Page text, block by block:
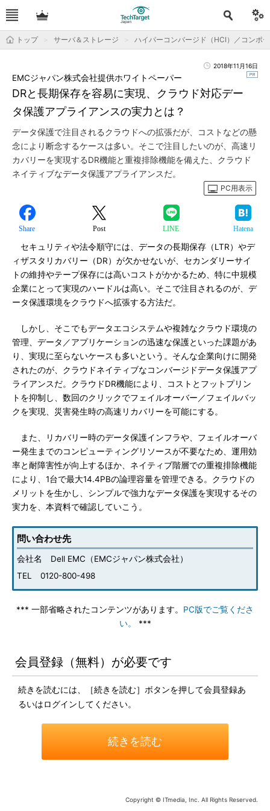
トップ サーバ＆ストレージ ハイパーコンバージド（HCI）／コンポ
2018年11月16日
DRと長期保存を容易に実現、クラウド対応デー
タ保護アプライアンスの実力とは？
EMCジャパン株式会社提供ホワイトペーパー
データ保護で注目されるクラウドへの拡張だが、コストなどの懸
念により断念するケースは多い。そこで注目したいのが、高速リ
カバリーを実現するDR機能と重複排除機能を備えた、クラウド
ネイティブなデータ保護アプライアンスだ。
PC用表示
Share Post LINE Hatena
セキュリティや法令順守には、データの長期保存（LTR）やデ
ィザスタリカバリー（DR）が欠かせないが、セカンダリーサイ
トの維持やテープ保存には高いコストがかかるため、特に中規模
企業にとって実現のハードルは高い。そこで注目されるのが、デ
ータ保護環境をクラウドへ拡張する方法だ。
しかし、そこでもデータエコシステムや複雑なクラウド環境の
管理、データ／アプリケーションの迅速な保護といった課題があ
り、実現に至らないケースも多いという。そんな企業向けに開発
されたのが、クラウドネイティブなコンバージドデータ保護アプ
ライアンスだ。クラウドDR機能により、コストとフットプリン
トを抑制し、数回のクリックでフェイルオーバー／フェイルバッ
クを実現、災害発生時の高速リカバリーを可能にする。
また、リカバリー時のデータ保護インフラや、フェイルオーバ
ー発生までのコンピューティングリソースが不要なため、運用効
率と耐障害性が向上するほか、ネイティブ階層での重複排除機能
により、1台で最大14.4PBの論理容量を管理できる。クラウドの
メリットを生かし、シンプルで強力なデータ保護を実現するその
実力を、本資料で確認していこう。
問い合わせ先
会社名 Dell EMC（EMCジャパン株式会社）
TEL 0120-800-498
*** 一部省略されたコンテンツがあります。 PC版でご覧くださ
い。
***
会員登録（無料）が必要です
続きを読むには、［続きを読む］ボタンを押して会員登録あ
るいはログインしてください。
続きを読む
Copyright © ITmedia, Inc. All Rights Reserved.